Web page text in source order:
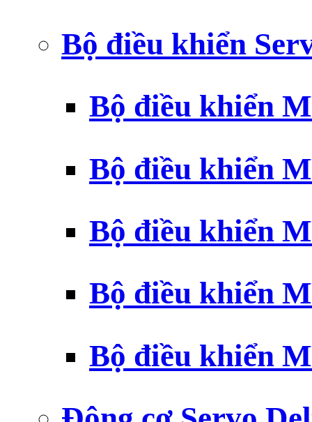
Bộ điều khiển
Bộ điều khiển
Bộ điều khiển
Bộ điều khiển
Bộ điều khiển
Bộ điều khiển